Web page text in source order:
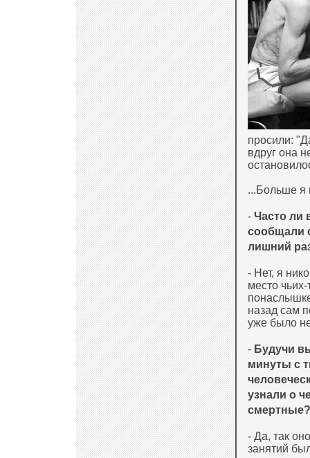
просили:
вдруг она
...Больше я
- Часто ли
сообщали
лишний
- Нет, я
место
назад сам
уже было
- Будучи
минуты с
узнали о
смертные?
- Да, так
занятий